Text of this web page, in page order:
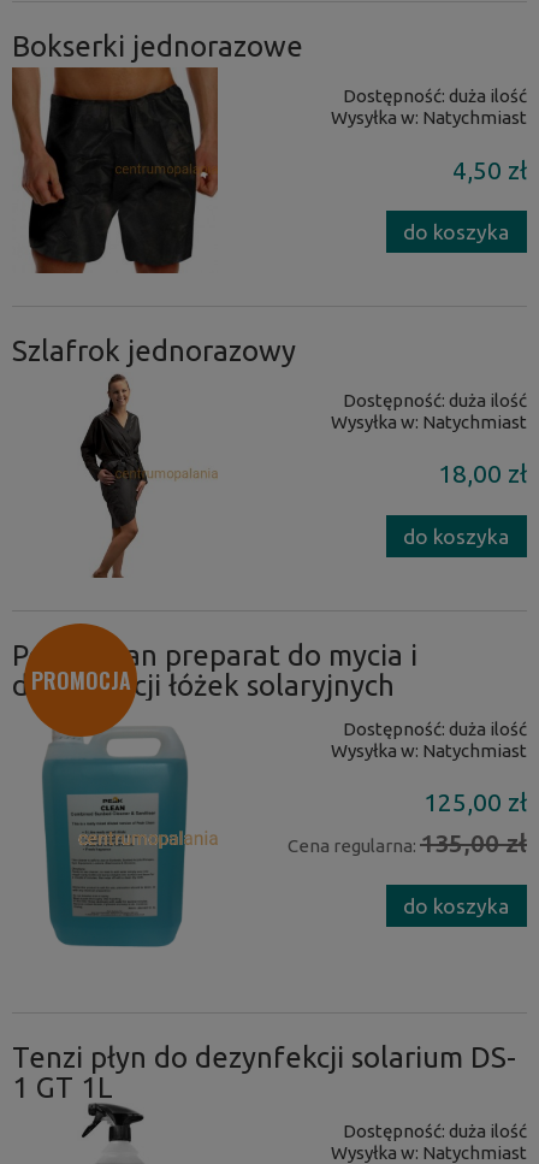
Bokserki jednorazowe
Dostępność: duża ilość
Wysyłka w: Natychmiast
4,50 zł
do koszyka
Szlafrok jednorazowy
Dostępność: duża ilość
Wysyłka w: Natychmiast
18,00 zł
do koszyka
Peak Clean preparat do mycia i
dezynfekcji łóżek solaryjnych
Dostępność: duża ilość
Wysyłka w: Natychmiast
125,00 zł
Cena regularna: 135,00 zł
do koszyka
PROMOCJA
Tenzi płyn do dezynfekcji solarium DS-
1 GT 1L
Dostępność: duża ilość
Wysyłka w: Natychmiast